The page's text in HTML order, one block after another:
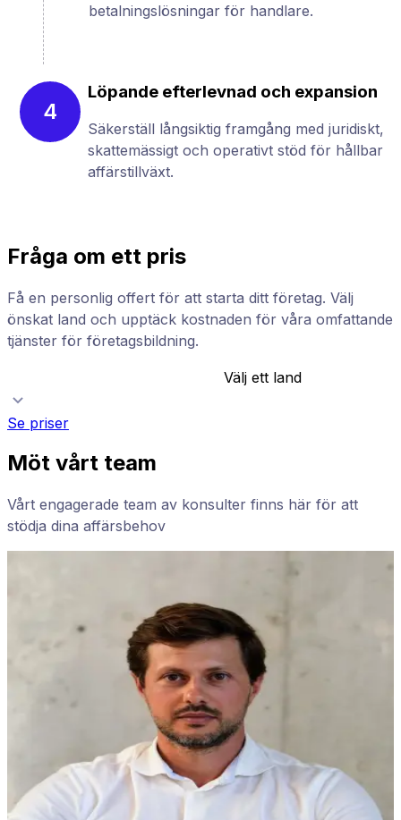
betalningslösningar för handlare.
4
Löpande efterlevnad och expansion
Säkerställ långsiktig framgång med juridiskt,
skattemässigt och operativt stöd för hållbar
affärstillväxt.
Fråga om ett pris
Få en personlig offert för att starta ditt företag. Välj
önskat land och upptäck kostnaden för våra omfattande
tjänster för företagsbildning.
Välj ett land
Se priser
Möt vårt team
Vårt engagerade team av konsulter finns här för att
stödja dina affärsbehov